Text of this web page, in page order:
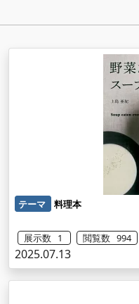
テーマ 料理本
展示数 1 閲覧数 994
2025.07.13